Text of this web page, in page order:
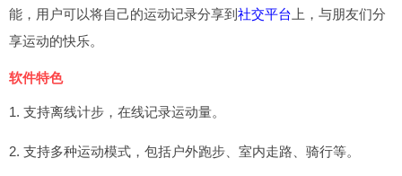
能，用户可以将自己的运动记录分享到 社交平台 上，与朋友们分
享运动的快乐。
软件特色
1. 支持离线计步，在线记录运动量。
2. 支持多种运动模式，包括户外跑步、室内走路、骑行等。